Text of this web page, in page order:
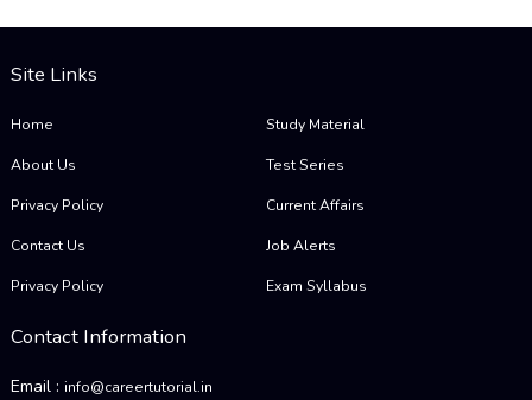
Site Links
Home
About Us
Privacy Policy
Contact Us
Privacy Policy
Study Material
Test Series
Current Affairs
Job Alerts
Exam Syllabus
Contact Information
Email : info@careertutorial.in